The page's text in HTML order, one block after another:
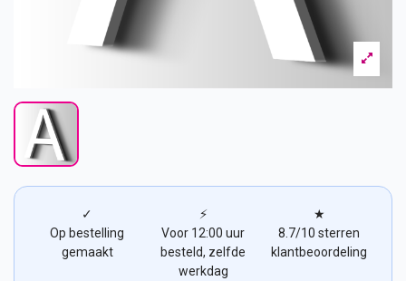
✓
Op bestelling
gemaakt
⚡
Voor 12:00 uur
besteld, zelfde
werkdag
★
8.7/10 sterren
klantbeoordeling